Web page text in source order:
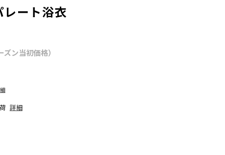
詳細
レート浴衣
ズン当初価格）